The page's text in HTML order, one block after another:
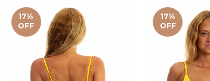
17%
OFF
17%
OFF